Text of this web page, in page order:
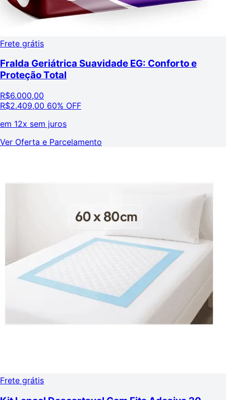
Frete grátis
Fralda Geriátrica Suavidade EG: Conforto e
Proteção Total
R$6.000,00
R$2.409,00 60% OFF
em 12x sem juros
Ver Oferta e Parcelamento
Frete grátis